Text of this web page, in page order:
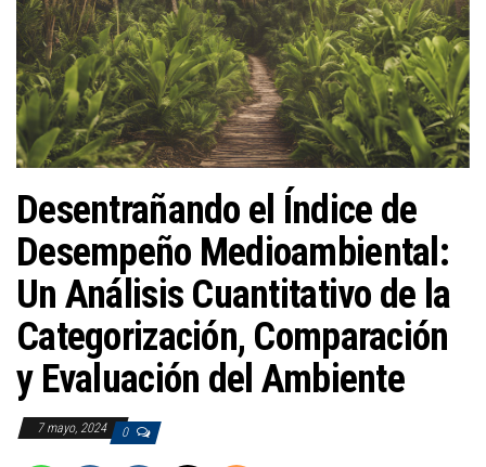
c
i
ó
n
Desentrañando el Índice de
Desempeño Medioambiental:
Un Análisis Cuantitativo de la
Categorización, Comparación
y Evaluación del Ambiente
7 mayo, 2024 0